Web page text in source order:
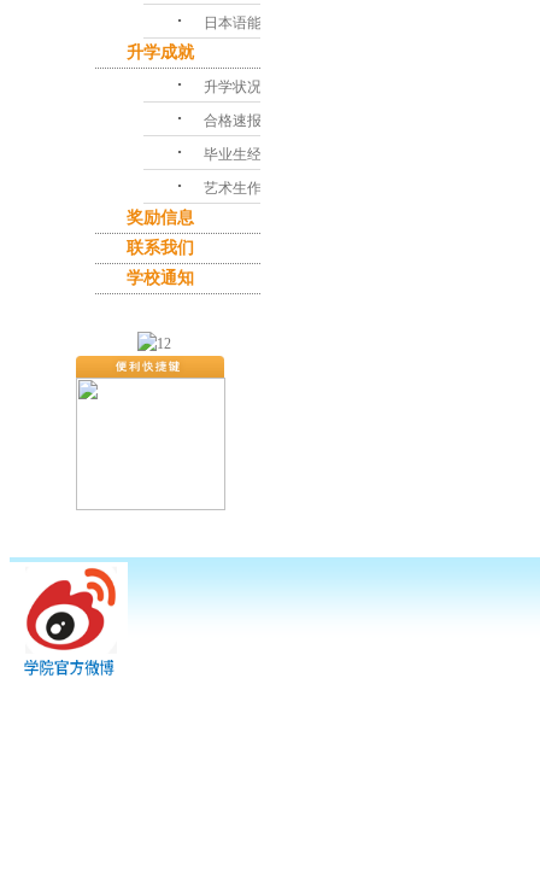
･ 日本语能力考试
升学成就
･ 升学状况
･ 合格速报
･ 毕业生经验谈
･ 艺术生作品集
奖励信息
联系我们
学校通知